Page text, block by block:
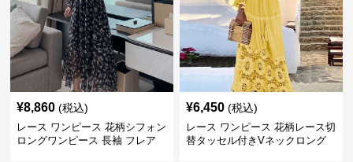
¥8,860 (税込)
レース ワンピース 花柄シフォン
ロングワンピース 長袖 フレア
¥6,450 (税込)
レース ワンピース 花柄レース切
替タッセル付きVネックロング